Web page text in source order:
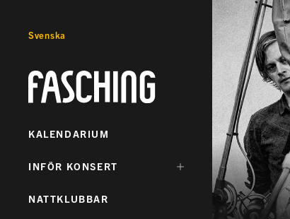
Svenska
Fasching
KALENDARIUM
DÖLJ
INFÖR KONSERT
NATTKLUBBAR